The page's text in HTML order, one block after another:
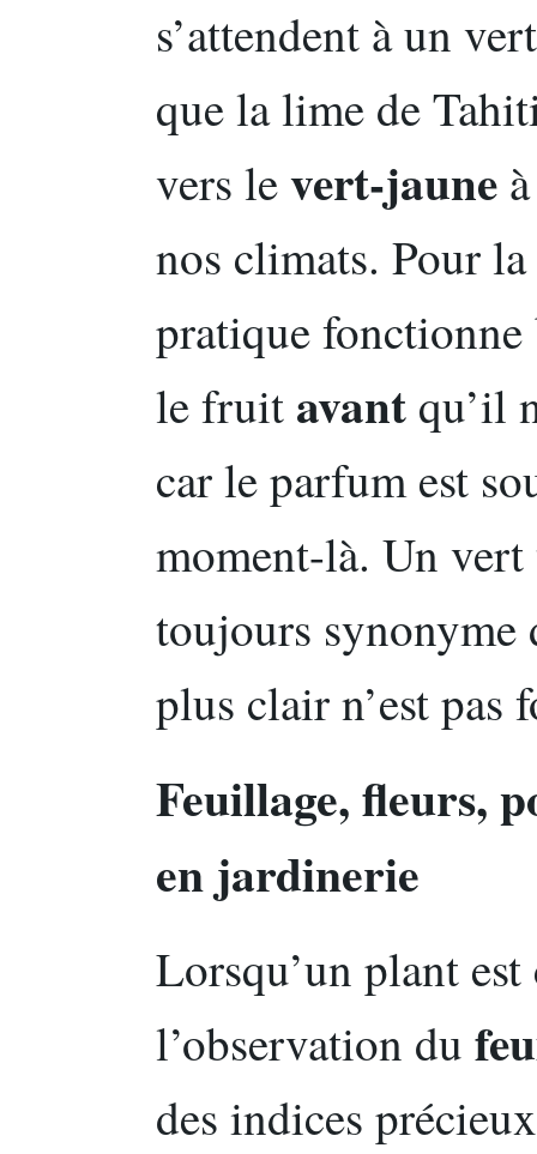
s’attendent à un
que la lime de
vers levert-jaune
nos climats. Pour
pratique
le fruit avant qu’il
car le parfum est
moment-là. Un vert
toujours synonyme
plus clair n’est pas
Feuillage, fleurs,
en jardinerie
Lorsqu’un plant
l’observation du
des indices